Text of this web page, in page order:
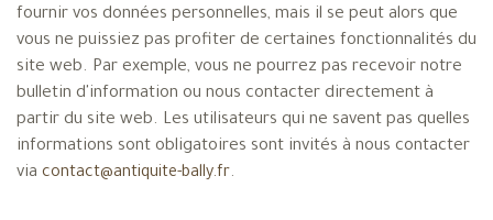
fournir vos données personnelles, mais il se peut alors que
vous ne puissiez pas profiter de certaines fonctionnalités du
site web. Par exemple, vous ne pourrez pas recevoir notre
bulletin d'information ou nous contacter directement à
partir du site web. Les utilisateurs qui ne savent pas quelles
informations sont obligatoires sont invités à nous contacter
via contact@antiquite-bally.fr.